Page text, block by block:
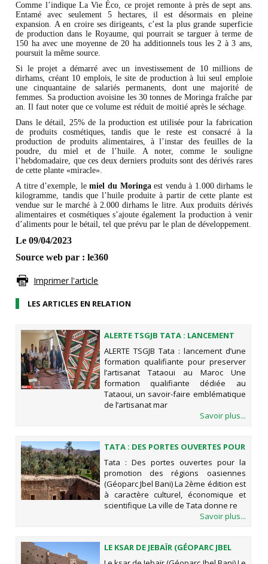
Comme l’indique La Vie Éco, ce projet remonte à près de sept ans.
Entamé avec seulement 5 hectares, il est désormais en pleine
expansion. A en croire ses dirigeants, c’est la plus grande superficie
de production dans le Royaume, qui pourrait se targuer à terme de
150 ha avec une moyenne de 20 ha additionnels tous les 2 à 3 ans,
poursuit la même source.
Si le projet a démarré avec un investissement de 10 millions de
dirhams, créant 10 emplois, le site de production à lui seul emploie
une cinquantaine de salariés permanents, dont une majorité de
femmes. Sa production avoisine les 30 tonnes de Moringa fraîche par
an. Il faut noter que ce volume est réduit de moitié après le séchage.
Dans le détail, 25% de la production est utilisée pour la fabrication
de produits cosmétiques, tandis que le reste est consacré à la
production de produits alimentaires, à l’instar des feuilles de la
poudre, du miel et de l’huile. A noter, comme le souligne
l’hebdomadaire, que ces deux derniers produits sont des dérivés rares
de cette plante «miracle».
A titre d’exemple, lemiel du Moringaest vendu à 1.000 dirhams le
kilogramme, tandis que l’huile produite à partir de cette plante est
vendue sur le marché à 2.000 dirhams le litre. Aux produits dérivés
alimentaires et cosmétiques s’ajoute également la production à venir
d’aliments pour le bétail, tel que prévu par le plan de développement.
Le 09/04/2023
Source web par : le360
Imprimer l'article
LES ARTICLES EN RELATION
ALERTE TSGJB TATA : LANCEMENT
D’UNE FORMATION QUALIFIANTE
POUR PRESERVER L’ARTISANAT
TATAOUI AU MAROC
ALERTE TSGJB Tata : lancement d’une
formation qualifiante pour preserver
l’artisanat Tataoui au Maroc Une
formation qualifiante dédiée au
Tataoui, un savoir-faire emblématique
de l’artisanat mar
Savoir plus...
TATA : DES PORTES OUVERTES POUR
LA PROMOTION DES RÉGIONS
OASIENNES (GÉOPARC JBEL BANI)
Tata : Des portes ouvertes pour la
promotion des régions oasiennes
(Géoparc Jbel Bani) La 2ème édition est
à caractère culturel, économique et
scientifique La ville de Tata donne re
Savoir plus...
LE KSAR DE JEBAÏR (GÉOPARC JBEL
BANI)